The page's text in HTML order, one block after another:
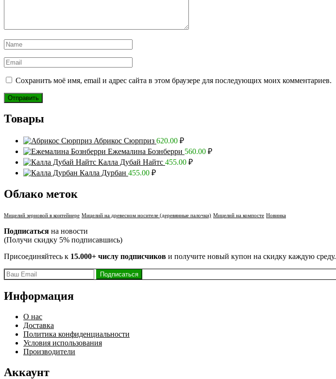
Сохранить моё имя, email и адрес сайта в этом браузере для последующих моих комментариев.
Товары
Абрикос Сюрприз 620.00 ₽
Ежемалина Бознберри 560.00 ₽
Калла Дубай Найтс 455.00 ₽
Калла Дурбан 455.00 ₽
Облако меток
Мицелий зерновой в контейнере Мицелий на древесном носителе (деревянные палочки) Мицелий на компосте Новинка
Подписаться на новости
(Получи скидку 5% подписавшись)
Присоединяйтесь к 15.000+ числу подписчиков и получите новый купон на скидку каждую среду.
Информация
О нас
Доставка
Политика конфиденциальности
Условия использования
Производители
Аккаунт